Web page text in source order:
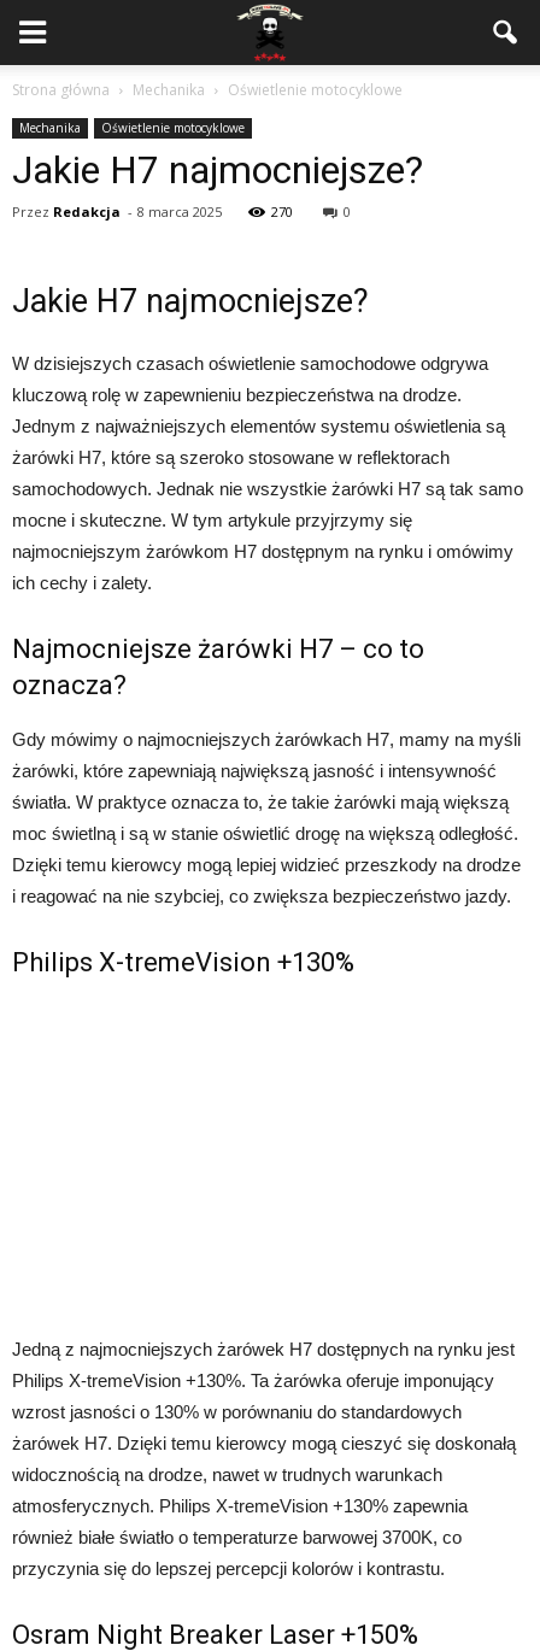
Strona główna Mechanika Oświetlenie motocyklowe
Mechanika Oświetlenie motocyklowe
Jakie H7 najmocniejsze?
Przez Redakcja - 8 marca 2025 270 0
Jakie H7 najmocniejsze?
W dzisiejszych czasach oświetlenie samochodowe odgrywa
kluczową rolę w zapewnieniu bezpieczeństwa na drodze.
Jednym z najważniejszych elementów systemu oświetlenia są
żarówki H7, które są szeroko stosowane w reflektorach
samochodowych. Jednak nie wszystkie żarówki H7 są tak samo
mocne i skuteczne. W tym artykule przyjrzymy się
najmocniejszym żarówkom H7 dostępnym na rynku i omówimy
ich cechy i zalety.
Najmocniejsze żarówki H7 – co to
oznacza?
Gdy mówimy o najmocniejszych żarówkach H7, mamy na myśli
żarówki, które zapewniają największą jasność i intensywność
światła. W praktyce oznacza to, że takie żarówki mają większą
moc świetlną i są w stanie oświetlić drogę na większą odległość.
Dzięki temu kierowcy mogą lepiej widzieć przeszkody na drodze
i reagować na nie szybciej, co zwiększa bezpieczeństwo jazdy.
Philips X-tremeVision +130%
Jedną z najmocniejszych żarówek H7 dostępnych na rynku jest
Philips X-tremeVision +130%. Ta żarówka oferuje imponujący
wzrost jasności o 130% w porównaniu do standardowych
żarówek H7. Dzięki temu kierowcy mogą cieszyć się doskonałą
widocznością na drodze, nawet w trudnych warunkach
atmosferycznych. Philips X-tremeVision +130% zapewnia
również białe światło o temperaturze barwowej 3700K, co
przyczynia się do lepszej percepcji kolorów i kontrastu.
Osram Night Breaker Laser +150%